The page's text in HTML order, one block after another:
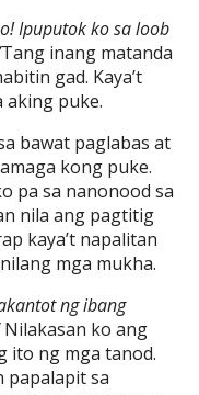
Ipuputok ko sa loob
Tang inang matanda
gad. Kaya’t
aking puke.
bawat paglabas at
kong puke.
pa sa nanonood sa
nila ang pagtitig
kaya’t napalitan
mga mukha.
ng ibang
Nilakasan ko ang
ito ng mga tanod.
papalapit sa